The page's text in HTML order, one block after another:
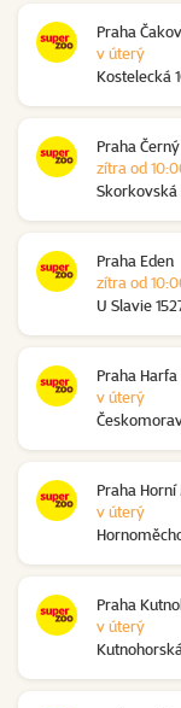
Praha
Kostelecká
v úterý
Praha
Skorkovská
zítra od
Praha Eden
U Slavie
zítra od
Praha Harfa
v úterý
Praha
v úterý
Praha
v úterý